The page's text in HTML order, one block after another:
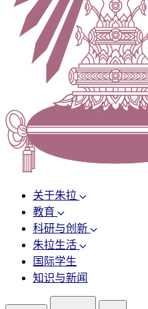
关于朱拉
教育
科研与创新
朱拉生活
国际学生
知识与新闻